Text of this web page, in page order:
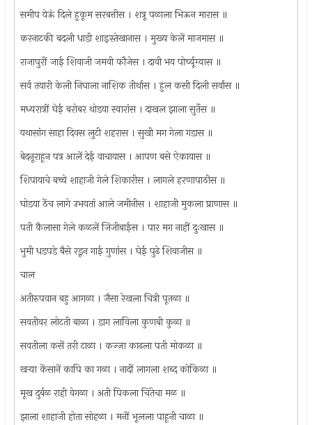
समीप येऊं दिले हुकूम सरबत्तीस । शत्रू पळाला भिऊन मारास ॥
करनाटकी बदली धाडी शाइस्तेखानास । मुख्य केलें माजमास ॥
राजापुरीं जाई शिवाजी जमवी फौजेस । दावी भय पोर्च्यूग्यास ॥
सर्व तयारी केली निघाला नाशिक तीर्थास । हुल कसी दिली सर्वांस ॥
मध्यरात्रीं घेई बरोबर थोडया स्वारांस । दाखल झाला सुर्तेस ॥
यथासांग साहा दिवस लुटी शहरास । सुखी मग गेला गडास ॥
बेदनूराहून पत्र आलें देई वाचायास । आपण बसे ऐकायास ॥
शिपायाचे बच्चे शाहाजी गेले शिकारीस । लागले हरणापाठीस ॥
घोडया ठेंच लागे उभयतां आले जमीनीस । शाहाजी मुकला प्राणास ॥
पती कैलासा गेले कळलें जिजीबाईस । पार मग नाहीं दुःखास ॥
भुमी धडपडे बैसे रडून गाई गुणांस । घेई पुढे शिवाजीस ॥
चाल
अतीरुपवान बहु आगळा । जैसा रेखला चित्री पूतळा ॥
सवतीवर लोटती बाळा । डाग लाविला कुणबी कुळा ॥
सवतीला कसें तरी टाळा । कज्जा काढला पती मोकळा ॥
खर्‍या केंसानें कापि का गळा । नादीं लागला शब्द कोकिळा ॥
मूख दुर्बळ राही वेगळा । अती पिकला चिंतेचा मळ ॥
झाला शाहाजी होता सोहळा । मनीं भूलला पाहूनी चाळा ॥